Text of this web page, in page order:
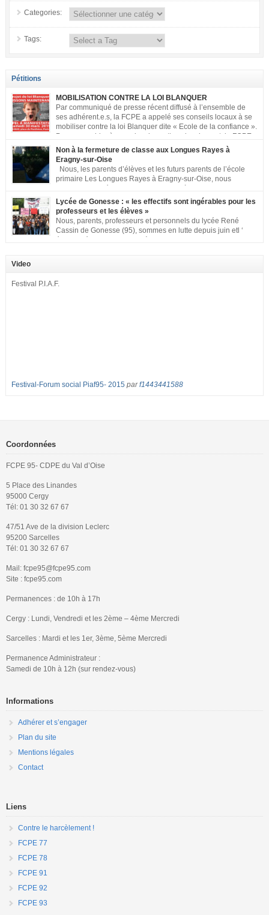
Categories:
Tags:
Pétitions
MOBILISATION CONTRE LA LOI BLANQUER
Par communiqué de presse récent diffusé à l’ensemble de
ses adhérent.e.s, la FCPE a appelé ses conseils locaux à se
mobiliser contre la loi Blanquer dite « Ecole de la confiance ».
Pour vous aider à organiser les actions localement, la FCPE
met à votre disposition ce kit de mobilisation comprenant : 1 affiche
appelant […]
Non à la fermeture de classe aux Longues Rayes à
Eragny-sur-Oise
Nous, les parents d’élèves et les futurs parents de l’école
primaire Les Longues Rayes à Eragny-sur-Oise, nous
signons cette pétition pour dire « NON à la fermeture de
classe aux Longues Rayes ». Non à la dégradation continue des conditions
d’accueil et d’apprentissage de nos enfants à l’école primaire. Chaque
enfant a droit à […]
Lycée de Gonesse : « les effectifs sont ingérables pour les
professeurs et les élèves »
Nous, parents, professeurs et personnels du lycée René
Cassin de Gonesse (95), sommes en lutte depuis juin etl ‘
équipe pédagogique en grève depuis le vendredi 2
2017 : – toutes les classes de secondes entre 34 et 35 élèves ! – de
nombreuses classes de première et […]
Video
Festival P.I.A.F.
Festival-Forum social Piaf95- 2015 parf1443441588
Coordonnées
FCPE 95- CDPE du Val d’Oise
5 Place des Linandes
95000 Cergy
Tél: 01 30 32 67 67
47/51 Ave de la division Leclerc
95200 Sarcelles
Tél: 01 30 32 67 67
Mail: fcpe95@fcpe95.com
Site : fcpe95.com
Permanences : de 10h à 17h
Cergy : Lundi, Vendredi et les 2ème – 4ème Mercredi
Sarcelles : Mardi et les 1er, 3ème, 5ème Mercredi
Permanence Administrateur :
Samedi de 10h à 12h (sur rendez-vous)
Informations
Adhérer et s’engager
Plan du site
Mentions légales
Contact
Liens
Contre le harcèlement !
FCPE 77
FCPE 78
FCPE 91
FCPE 92
FCPE 93